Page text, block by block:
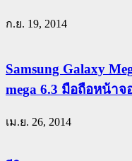
ก.ย. 19, 2014
Samsung Galaxy
mega 6.3 มือถือหน้า
เม.ย. 26, 2014